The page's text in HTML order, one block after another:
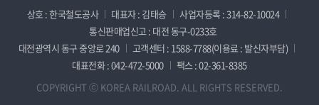
상호 : 한국철도공사 대표자 : 김태승
사업자등록 : 314-82-10024
통신판매업신고 : 대전 동구-0233호
대전광역시 동구 중앙로 240
고객센터 : 1588-7788(이용료 : 발신자부담)
대표전화 : 042-472-5000
팩스 : 02-361-8385
COPYRIGHT ⓒ KOREA RAILROAD. ALL RIGHTS RESERVED.